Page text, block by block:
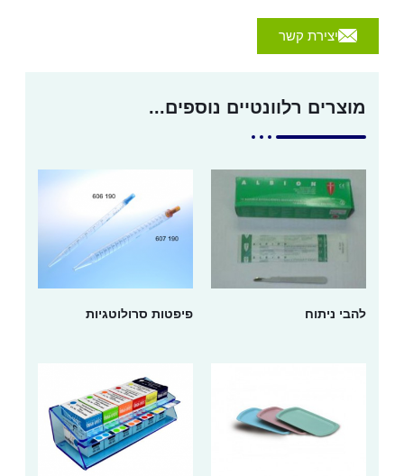
יצירת קשר
מוצרים רלוונטיים נוספים...
להבי ניתוח פיפטות סרולוטגיות